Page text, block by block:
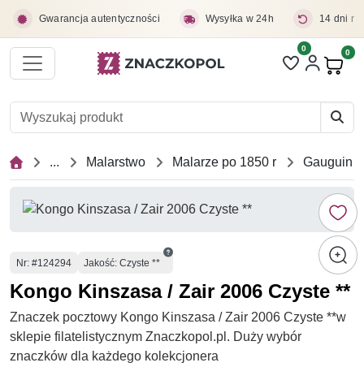
Gwarancja autentyczności Wysyłka w 24h 14 dni
Liczba pozycji
0 0
... Malarstwo Malarze po 1850 r Gauguin
Numer
Nr: #124294 Jakość: Czyste **
Kongo Kinszasa / Zair 2006 Czyste **
Znaczek pocztowy Kongo Kinszasa / Zair 2006 Czyste **w
sklepie filatelistycznym Znaczkopol.pl. Duży wybór
znaczków dla każdego kolekcjonera